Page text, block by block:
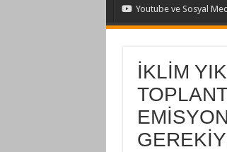
Youtube ve Sosyal
İKLİM